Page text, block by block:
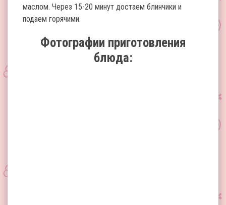
маслом. Через 15-20 минут достаем блинчики и
подаем горячими.
Фотографии приготовления
блюда: